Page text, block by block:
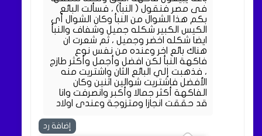
فى مصر فنقول ( النبأ) ، فسألت البائع
بكم هذا الشوال من النبأ وكان الشوال أى
الكيس الكبير شكله جميل وشفاف والنبأ
ايضا شكله اخضر وجميل ، ثم شعرت ان
هناك بائع اخر وعنده من نفس نوع
فاكهة النبأ لكن افضل وأجمل وأكثر طازج
، فذهبت إلي البائع الثان واشتريت منه
الأفضل فاشتريت شوالين اثنين وكان
الفاكهة أكثر جمالا وأكبر وانصرفت وانا
قد حققت انجازا ومتزوجة وعندى اولاد
إضافة رد